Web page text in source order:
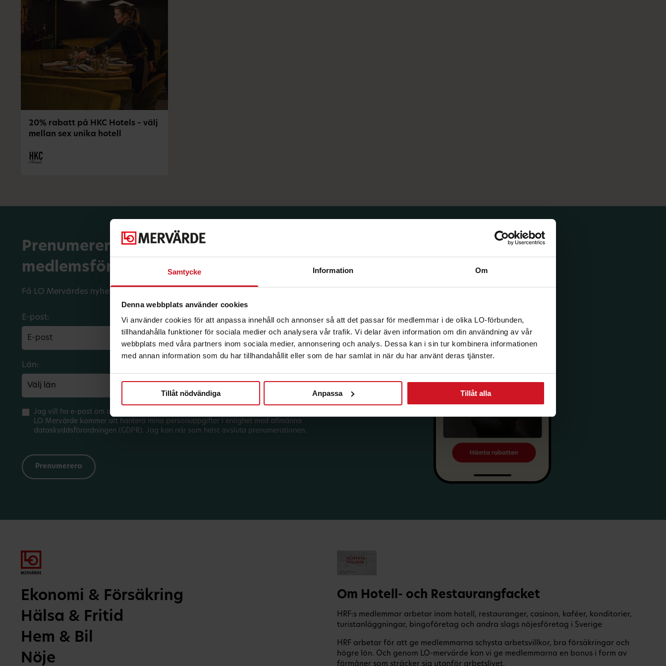
Samtycke Information Om
Denna webbplats använder cookies
Vi använder cookies för att anpassa innehåll och annonser så att det passar för medlemmar i de olika LO-förbunden,
tillhandahålla funktioner för sociala medier och analysera vår trafik. Vi delar även information om din användning av vår
webbplats med våra partners inom sociala medier, annonsering och analys. Dessa kan i sin tur kombinera informationen
med annan information som du har tillhandahållit eller som de har samlat in när du har använt deras tjänster.
Tillåt nödvändiga Anpassa Tillåt alla
20% rabatt på HKC Hotels – välj
mellan sex unika hotell
Prenumerera på dina
medlemsförmåner.
Få LO Mervärdes nyhetsbrev varje månad till din inkorg.
E-post:
Län:
Jag vill ha e-post om aktuella erbjudanden och medlemsförmåner från LO Mervärde.
LO Mervärde kommer att hantera mina personuppgifter i enlighet med allmänna
dataskyddsförordningen (GDPR). Jag kan när som helst avsluta prenumerationen.
Ekonomi & Försäkring
Hälsa & Fritid
Hem & Bil
Nöje
Om Hotell- och Restaurangfacket
HRF:s medlemmar arbetar inom hotell, restauranger, casinon, kaféer, konditorier,
turistanläggningar, bingoföretag och andra slags nöjesföretag i Sverige
HRF arbetar för att ge medlemmarna schysta arbetsvillkor, bra försäkringar och
högre lön. Och genom LO-mervärde kan vi ge medlemmarna en bonus i form av
förmåner som sträcker sig utanför arbetslivet.